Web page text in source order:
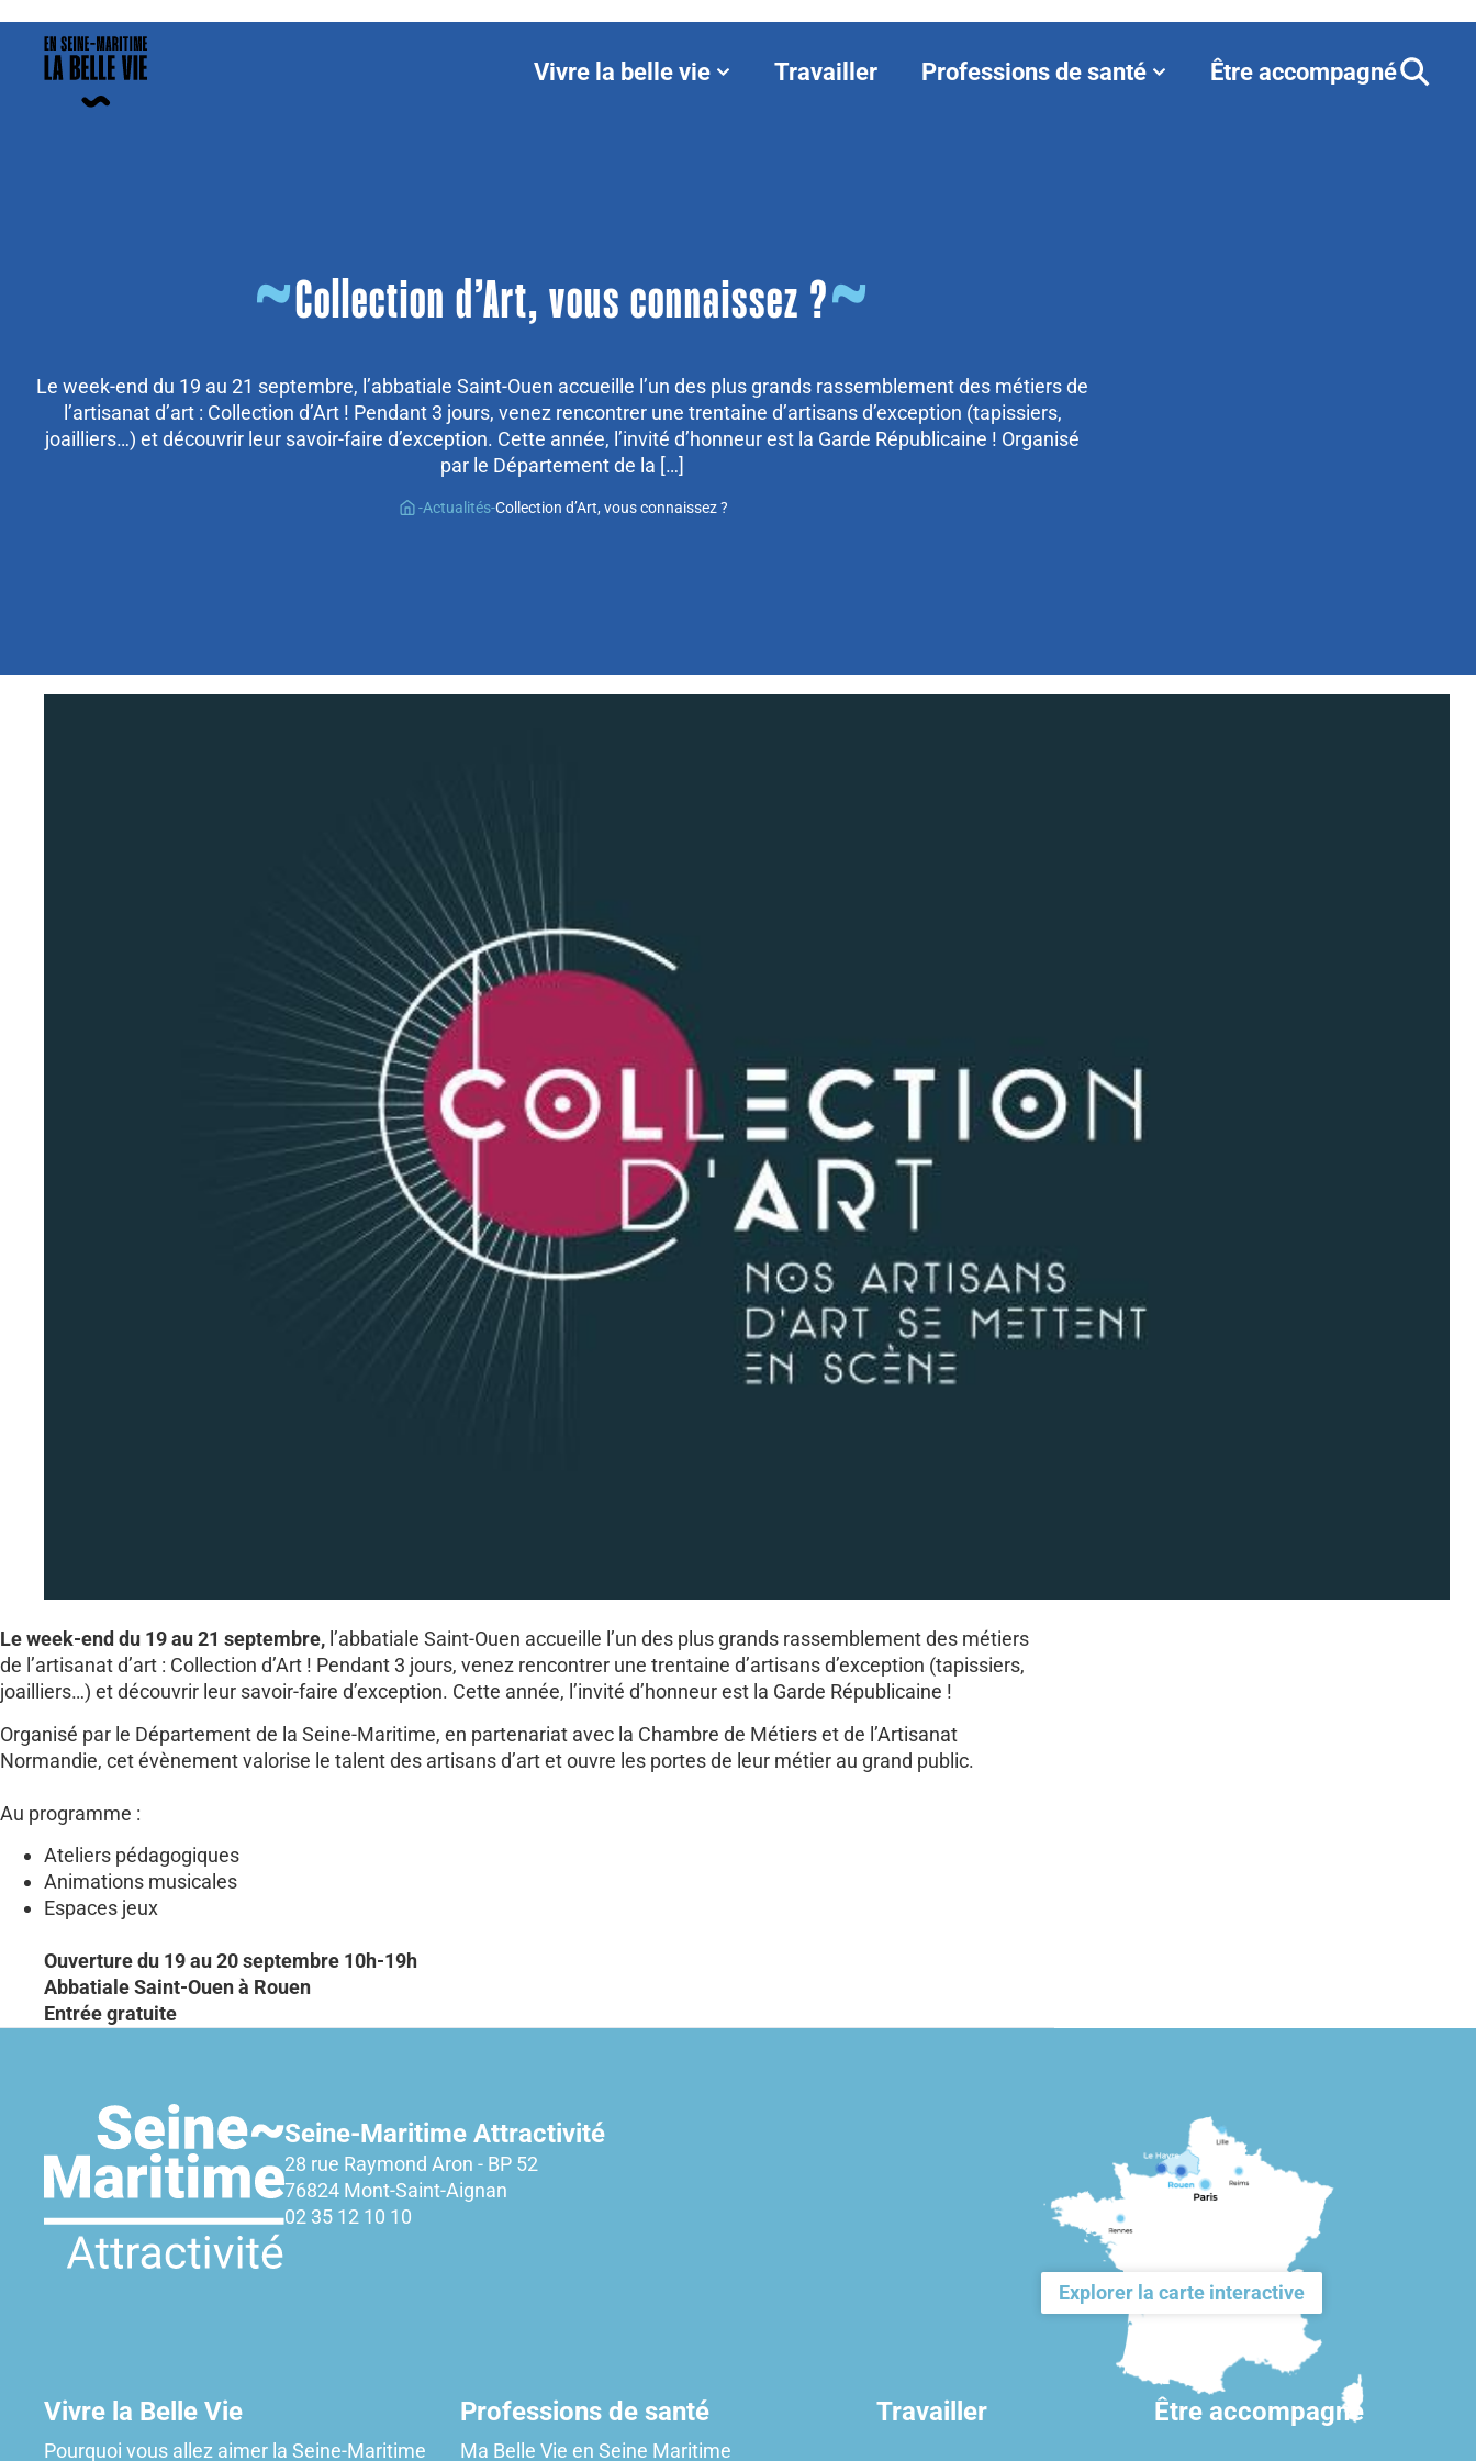
Vivre la belle vie Travailler Professions de santé Être accompagné
Collection d’Art, vous connaissez ?
Le week-end du 19 au 21 septembre, l’abbatiale Saint-Ouen accueille l’un des plus grands rassemblement des métiers de
l’artisanat d’art : Collection d’Art ! Pendant 3 jours, venez rencontrer une trentaine d’artisans d’exception (tapissiers,
joailliers…) et découvrir leur savoir-faire d’exception. Cette année, l’invité d’honneur est la Garde Républicaine ! Organisé
par le Département de la […]
-Actualités-Collection d’Art, vous connaissez ?
Le week-end du 19 au 21 septembre, l’abbatiale Saint-Ouen accueille l’un des plus grands rassemblement des métiers
de l’artisanat d’art : Collection d’Art ! Pendant 3 jours, venez rencontrer une trentaine d’artisans d’exception (tapissiers,
joailliers…) et découvrir leur savoir-faire d’exception. Cette année, l’invité d’honneur est la Garde Républicaine !
Organisé par le Département de la Seine-Maritime, en partenariat avec la Chambre de Métiers et de l’Artisanat
Normandie, cet évènement valorise le talent des artisans d’art et ouvre les portes de leur métier au grand public.
Au programme :
Ateliers pédagogiques
Animations musicales
Espaces jeux
Ouverture du 19 au 20 septembre 10h-19h
Abbatiale Saint-Ouen à Rouen
Entrée gratuite
Seine-Maritime Attractivité
28 rue Raymond Aron - BP 52
76824 Mont-Saint-Aignan
02 35 12 10 10
Explorer la carte interactive
Vivre la Belle Vie
Pourquoi vous allez aimer la Seine-Maritime
Professions de santé
Ma Belle Vie en Seine Maritime
Travailler Être accompagné